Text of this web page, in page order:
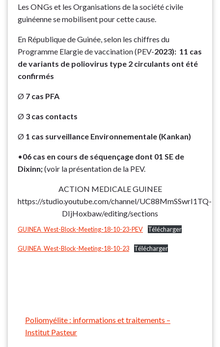
Les ONGs et les Organisations de la société civile
guinéenne se mobilisent pour cette cause.
En République de Guinée, selon les chiffres du
Programme Elargie de vaccination (PEV-2023): 11 cas
de variants de poliovirus type 2 circulants ont été
confirmés
Ø 7 cas PFA
Ø 3 cas contacts
Ø 1 cas surveillance Environnementale (Kankan)
•06 cas en cours de séquençage dont 01 SE de
Dixinn;(voir la présentation de la PEV.
ACTION MEDICALE GUINEE
https://studio.youtube.com/channel/UC88MmSSwrI1TQ-
DIjHoxbaw/editing/sections
GUINEA_West-Block-Meeting-18-10-23-PEV Télécharger
GUINEA_West-Block-Meeting-18-10-23 Télécharger
Poliomyélite : informations et traitements –
Institut Pasteur
: